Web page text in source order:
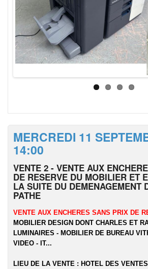
MERCREDI 11
14:00
VENTE 2 - VENTE AUX
DE RESERVE DU MOBILIER ET
LA SUITE DU DEMENAGEMENT
PATHE
VENTE AUX ENCHERES SANS PRIX DE
MOBILIER DESIGN DONT CHARLES ET
LUMINAIRES - MOBILIER DE BUREAU
VIDEO - IT...
LIEU DE LA VENTE : HOTEL DES